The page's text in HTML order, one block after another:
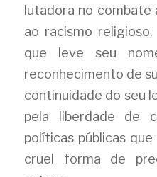
lutadora no
ao racismo
que leve seu
reconhecimento de
continuidade do seu
pela liberdade de
políticas públicas
cruel forma de